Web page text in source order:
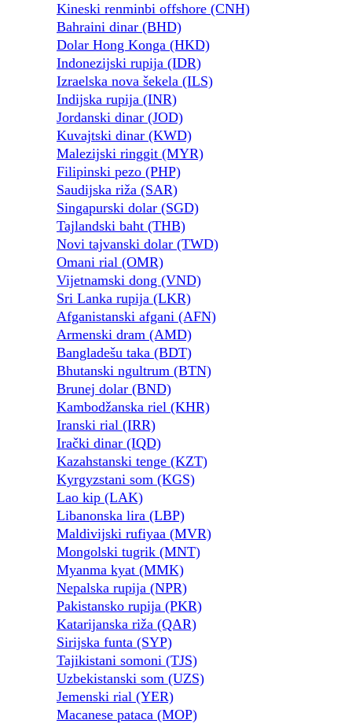
Kineski renminbi offshore (CNH)
Bahraini dinar (BHD)
Dolar Hong Konga (HKD)
Indonezijski rupija (IDR)
Izraelska nova šekela (ILS)
Indijska rupija (INR)
Jordanski dinar (JOD)
Kuvajtski dinar (KWD)
Malezijski ringgit (MYR)
Filipinski pezo (PHP)
Saudijska riža (SAR)
Singapurski dolar (SGD)
Tajlandski baht (THB)
Novi tajvanski dolar (TWD)
Omani rial (OMR)
Vijetnamski dong (VND)
Sri Lanka rupija (LKR)
Afganistanski afgani (AFN)
Armenski dram (AMD)
Bangladešu taka (BDT)
Bhutanski ngultrum (BTN)
Brunej dolar (BND)
Kambodžanska riel (KHR)
Iranski rial (IRR)
Irački dinar (IQD)
Kazahstanski tenge (KZT)
Kyrgyzstani som (KGS)
Lao kip (LAK)
Libanonska lira (LBP)
Maldivijski rufiyaa (MVR)
Mongolski tugrik (MNT)
Myanma kyat (MMK)
Nepalska rupija (NPR)
Pakistansko rupija (PKR)
Katarijanska riža (QAR)
Sirijska funta (SYP)
Tajikistani somoni (TJS)
Uzbekistanski som (UZS)
Jemenski rial (YER)
Macanese pataca (MOP)